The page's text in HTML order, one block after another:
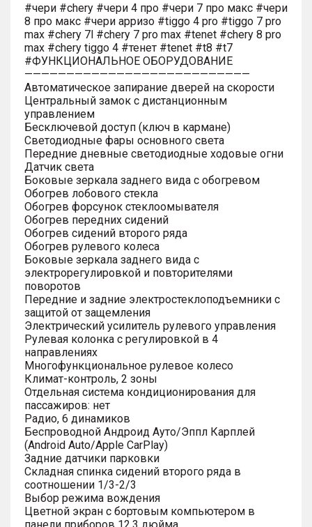
#чери #chery #чери 4 про #чери 7 про макс #чери
8 про макс #чери арризо #tiggo 4 pro #tiggo 7 pro
max #chery 7l #chery 7 pro max #tenet #chery 8 pro
max #chery tiggo 4 #тенет #tenet #t8 #t7
#ФУНКЦИОНАЛЬНОЕ ОБОРУДОВАНИЕ
———————————————————————————
Автоматическое запирание дверей на скорости
Центральный замок с дистанционным
управлением
Бесключевой доступ (ключ в кармане)
Светодиодные фары основного света
Передние дневные светодиодные ходовые огни
Датчик света
Боковые зеркала заднего вида с обогревом
Обогрев лобового стекла
Обогрев форсунок стеклоомывателя
Обогрев передних сидений
Обогрев сидений второго ряда
Обогрев рулевого колеса
Боковые зеркала заднего вида с
электрорегулировкой и повторителями
поворотов
Передние и задние электростеклоподъемники с
защитой от защемления
Электрический усилитель рулевого управления
Рулевая колонка с регулировкой в 4
направлениях
Многофункциональное рулевое колесо
Климат-контроль, 2 зоны
Отдельная система кондиционирования для
пассажиров: нет
Радио, 6 динамиков
Беспроводной Андроид Ауто/Эппл Карплей
(Android Auto/Apple CarPlay)
Задние датчики парковки
Складная спинка сидений второго ряда в
соотношении 1/3-2/3
Выбор режима вождения
Цветной экран с бортовым компьютером в
панели приборов 12.3 дюйма